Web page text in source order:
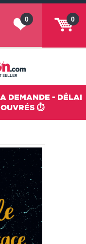
0
0
SELLER
DEMANDE - DÉLAI
⏱️